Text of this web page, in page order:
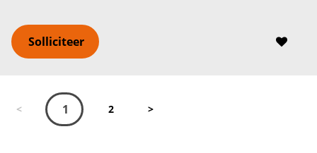
Solliciteer
< 1 2 >